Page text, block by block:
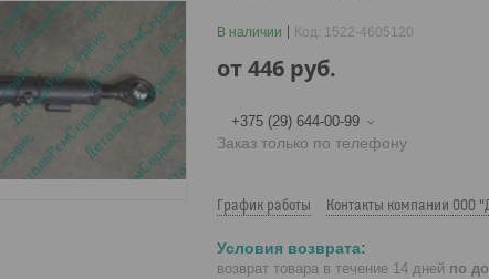
В наличии Код: 1522-4605120
от446 руб.
+375 (29) 644-00-99
Заказ только по телефону
График работы Контакты компании ООО
возврат товара в течение 14 дней по